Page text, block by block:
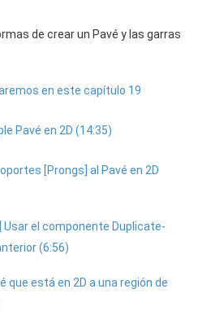
de crear un Pavé y las garras
en este capítulo 19
Pavé en 2D (14:35)
[Prongs] al Pavé en 2D
Usar el componente Duplicate-
(6:56)
que está en 2D a una región de